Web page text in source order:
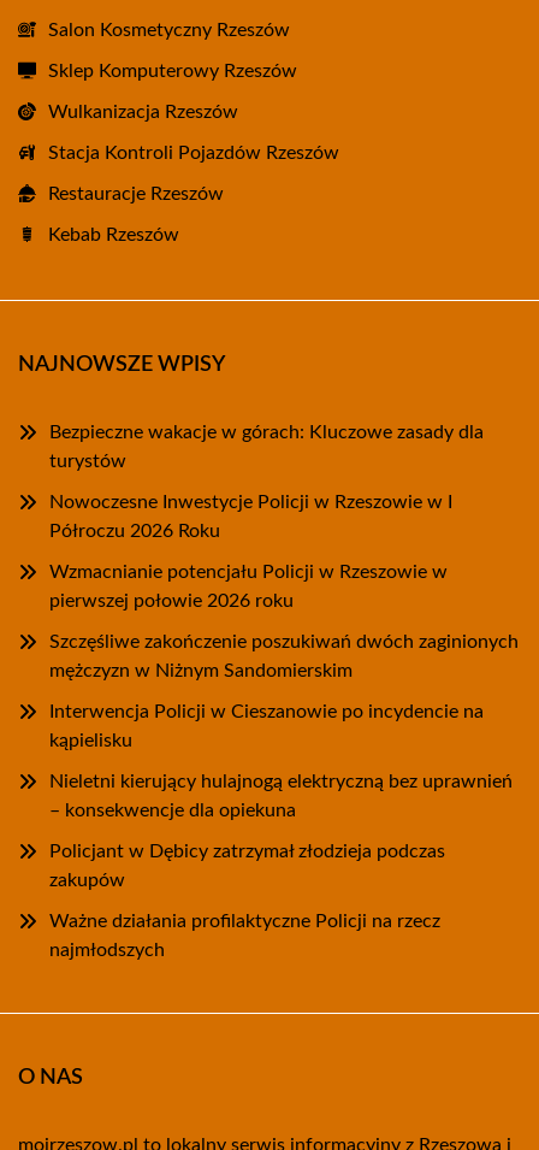
Salon Kosmetyczny Rzeszów
Sklep Komputerowy Rzeszów
Wulkanizacja Rzeszów
Stacja Kontroli Pojazdów Rzeszów
Restauracje Rzeszów
Kebab Rzeszów
NAJNOWSZE WPISY
Bezpieczne wakacje w górach: Kluczowe zasady dla
turystów
Nowoczesne Inwestycje Policji w Rzeszowie w I
Półroczu 2026 Roku
Wzmacnianie potencjału Policji w Rzeszowie w
pierwszej połowie 2026 roku
Szczęśliwe zakończenie poszukiwań dwóch zaginionych
mężczyzn w Niżnym Sandomierskim
Interwencja Policji w Cieszanowie po incydencie na
kąpielisku
Nieletni kierujący hulajnogą elektryczną bez uprawnień
– konsekwencje dla opiekuna
Policjant w Dębicy zatrzymał złodzieja podczas
zakupów
Ważne działania profilaktyczne Policji na rzecz
najmłodszych
O NAS
mojrzeszow.pl to lokalny serwis informacyjny z Rzeszowa i